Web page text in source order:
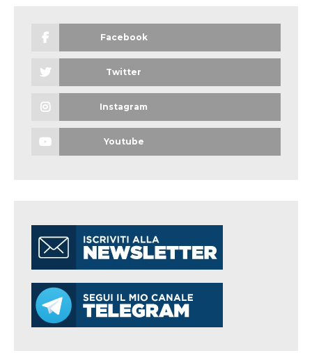
Facebook
Twitter
Instagram
Youtube